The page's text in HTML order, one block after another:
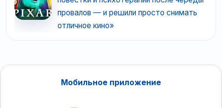
провалов — и решили просто снимать
отличное кино»
Мобильное приложение